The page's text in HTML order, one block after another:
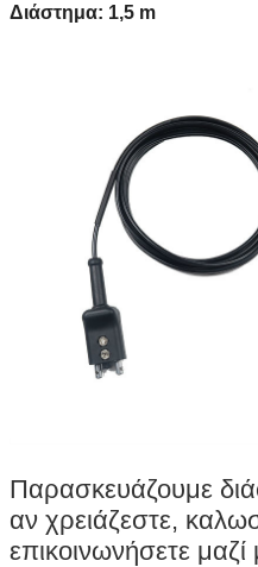
Διάστημα: 1,5 m
Παρασκευάζουμε
αν χρειάζεστε,
επικοινωνήσετε μαζί